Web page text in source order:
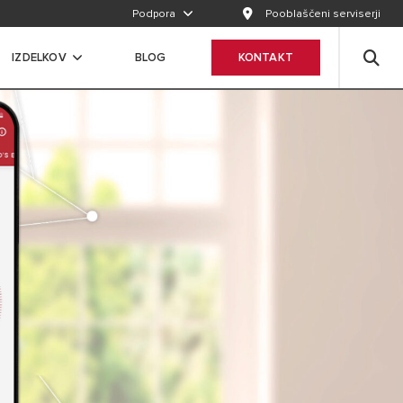
Podpora Pooblaščeni serviserji
IZDELKOV BLOG KONTAKT